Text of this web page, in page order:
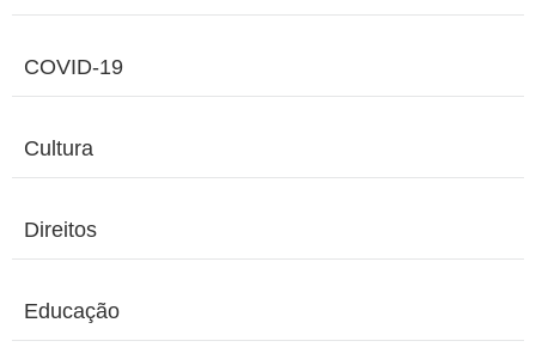
COVID-19
Cultura
Direitos
Educação